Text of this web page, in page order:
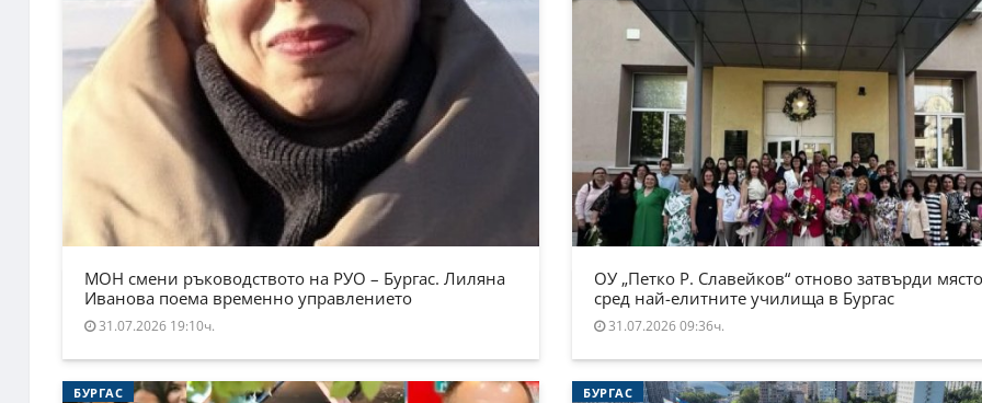
МОН смени ръководството на РУО – Бургас. Лиляна
Иванова поема временно управлението
31.07.2026 19:10ч.
ОУ „Петко Р. Славейков“ отново затвърди
сред най-елитните училища в Бургас
31.07.2026 09:36ч.
БУРГАС БУРГАС